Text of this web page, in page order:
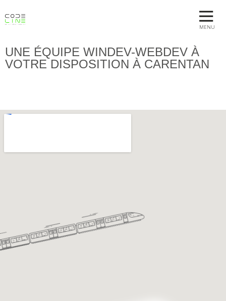
MENU
UNE ÉQUIPE WINDEV-WEBDEV À
VOTRE DISPOSITION À CARENTAN